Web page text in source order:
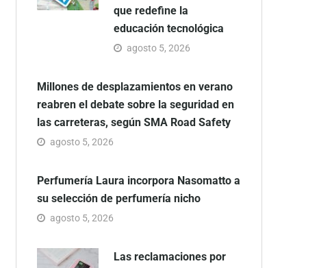
que redefine la
educación tecnológica
agosto 5, 2026
Millones de desplazamientos en verano
reabren el debate sobre la seguridad en
las carreteras, según SMA Road Safety
agosto 5, 2026
Perfumería Laura incorpora Nasomatto a
su selección de perfumería nicho
agosto 5, 2026
Las reclamaciones por